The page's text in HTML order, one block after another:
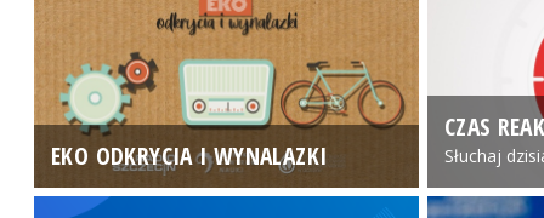
EKO ODKRYCIA I WYNALAZKI
CZAS
Słuchaj